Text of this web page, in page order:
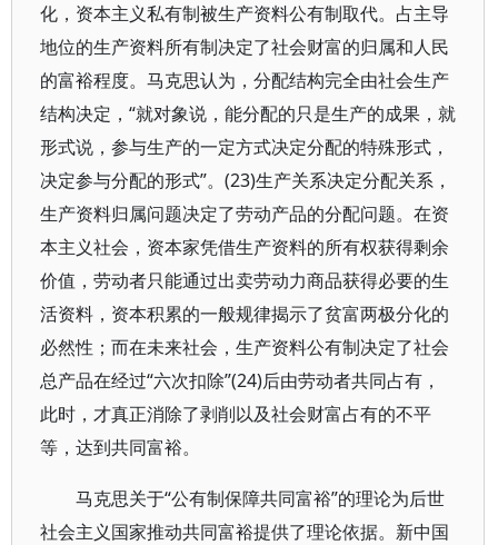
化，资本主义私有制被生产资料公有制取代。占主导
地位的生产资料所有制决定了社会财富的归属和人民
的富裕程度。马克思认为，分配结构完全由社会生产
结构决定，“就对象说，能分配的只是生产的成果，就
形式说，参与生产的一定方式决定分配的特殊形式，
决定参与分配的形式”。(23)生产关系决定分配关系，
生产资料归属问题决定了劳动产品的分配问题。在资
本主义社会，资本家凭借生产资料的所有权获得剩余
价值，劳动者只能通过出卖劳动力商品获得必要的生
活资料，资本积累的一般规律揭示了贫富两极分化的
必然性；而在未来社会，生产资料公有制决定了社会
总产品在经过“六次扣除”(24)后由劳动者共同占有，
此时，才真正消除了剥削以及社会财富占有的不平
等，达到共同富裕。
马克思关于“公有制保障共同富裕”的理论为后世
社会主义国家推动共同富裕提供了理论依据。新中国